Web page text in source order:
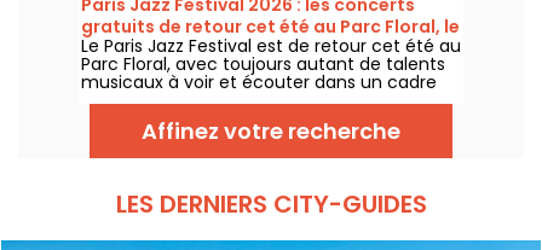
chants authentiques de l'Église Afro-
Américaine.
gratuits de retour cet été au Parc Floral, le
programme
Le Paris Jazz Festival est de retour cet été au
Parc Floral, avec toujours autant de talents
musicaux à voir et écouter dans un cadre
bucolique. Voici le programme des concerts
gratuits à découvrir du 24 juin au 6
septembre 2026 !
Affinez votre recherche
LES DERNIERS CITY-GUIDES